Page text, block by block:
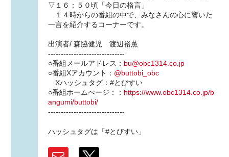
▽１６：５０頃「今日の格言」
１４時からの番組の中で、みなさんの心に響いた
一言を紹介するコーナーです。
出演者/ 森脇健児 渡辺裕薫
------------------------------
○番組メールアドレス： bu@obc1314.co.jp
○番組Xアカウント： @buttobi_obc
Xハッシュタグ：#とびすい
○番組ホームぺージ：： https://www.obc1314.co.jp/b
angumi/buttobi/
------------------------------
ハッシュタグは「#とびすい」